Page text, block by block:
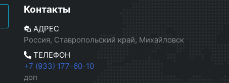
Контакты
АДРЕС
Россия, Ставропольский край, Михайловск
ТЕЛЕФОН
+7 (933) 177-60-10
доп